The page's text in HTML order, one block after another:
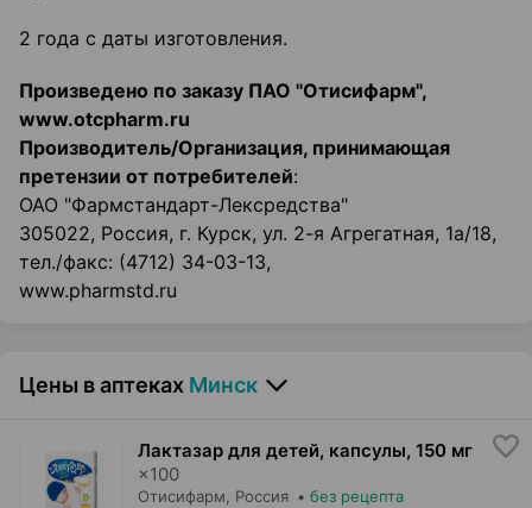
2 года с даты изготовления.
Произведено по заказу ПАО "Отисифарм",
www.otcpharm.ru
Производитель/Организация, принимающая
претензии от потребителей:
ОАО "Фармстандарт-Лексредства"
305022, Россия, г. Курск, ул. 2-я Агрегатная, 1а/18,
тел./факс: (4712) 34-03-13,
www.pharmstd.ru
Цены в аптеках Минск
Лактазар для детей, капсулы, 150 мг
×100
Отисифарм, Россия • без рецепта